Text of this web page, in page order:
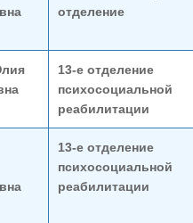
отделение
13-е отделение
психосоциальной
реабилитации
13-е отделение
психосоциальной
реабилитации